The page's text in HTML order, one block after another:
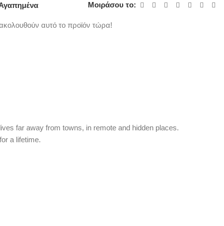
Μοιράσου το:
αυτό το προϊόν τώρα!
far away from towns, in remote and hidden places.
a lifetime.